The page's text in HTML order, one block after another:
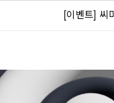
[이벤트] 씨